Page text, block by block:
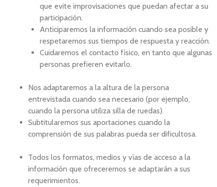
que evite improvisaciones que puedan afectar a su
participación.
Anticiparemos la información cuando sea posible y
respetaremos sus tiempos de respuesta y reacción.
Cuidaremos el contacto físico, en tanto que algunas
personas prefieren evitarlo.
Nos adaptaremos a la altura de la persona
entrevistada cuando sea necesario (por ejemplo,
cuando la persona utiliza silla de ruedas).
Subtitularemos sus aportaciones cuando la
comprensión de sus palabras pueda ser dificultosa.
Todos los formatos, medios y vías de acceso a la
información que ofreceremos se adaptarán a sus
requerimientos.